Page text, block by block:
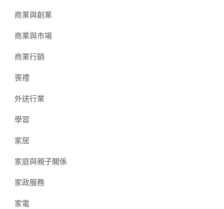
商業與創業
商業與市場
商業行銷
喪禮
外送行業
學習
家居
家庭與親子關係
家政服務
家電